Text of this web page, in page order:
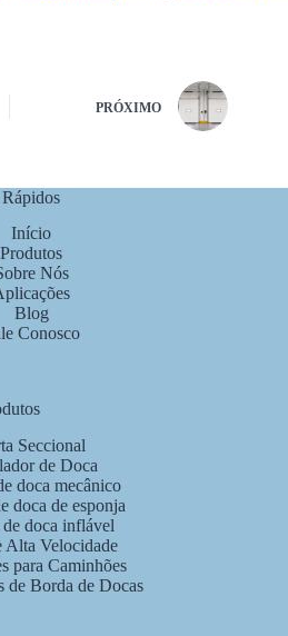
PRÓXIMO
Início
Produtos
Nós
Blog
Conosco
Seccional
de Doca
doca mecânico
doca de esponja
doca inflável
Alta Velocidade
para Caminhões
de Borda de Docas